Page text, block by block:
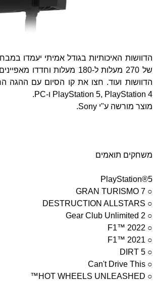
הדוושות האיכותיות בגודל אמיתי יעמדו
של 270 מעלות ל-180 מעלות
PlayStation 5, PlayStation 4 ו-PC.
מוצר מורשה ע"י Sony.
משחקים תואמים
PlayStation®5
○ GRAN TURISMO 7
○ DESTRUCTION ALLSTARS
○ Gear Club Unlimited 2
○ F1™ 2022
○ F1™ 2021
○ DIRT 5
○ Can't Drive This
○ HOT WHEELS UNLEASHED™